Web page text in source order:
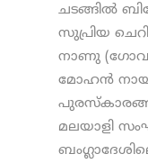
ചടങ്ങിൽ
സുപ്രിയ
നാണു
മോഹൻ
മലയാളി